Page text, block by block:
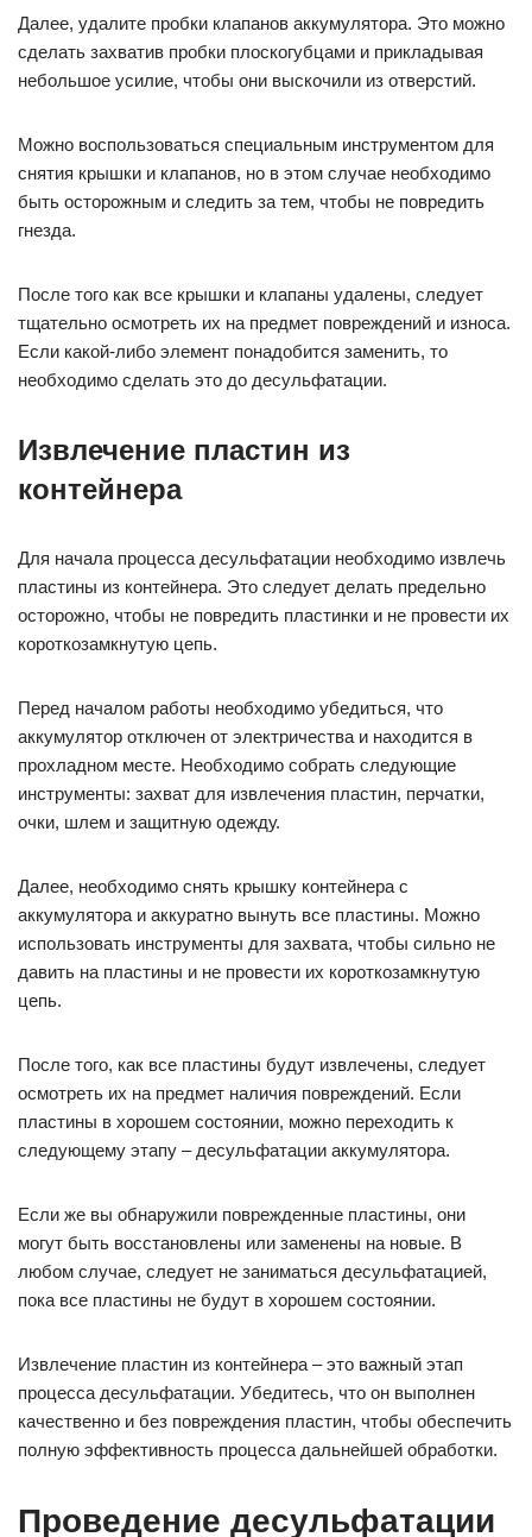
Далее, удалите пробки клапанов аккумулятора. Это можно
сделать захватив пробки плоскогубцами и прикладывая
небольшое усилие, чтобы они выскочили из отверстий.
Можно воспользоваться специальным инструментом для
снятия крышки и клапанов, но в этом случае необходимо
быть осторожным и следить за тем, чтобы не повредить
гнезда.
После того как все крышки и клапаны удалены, следует
тщательно осмотреть их на предмет повреждений и износа.
Если какой-либо элемент понадобится заменить, то
необходимо сделать это до десульфатации.
Извлечение пластин из
контейнера
Для начала процесса десульфатации необходимо извлечь
пластины из контейнера. Это следует делать предельно
осторожно, чтобы не повредить пластинки и не провести их
короткозамкнутую цепь.
Перед началом работы необходимо убедиться, что
аккумулятор отключен от электричества и находится в
прохладном месте. Необходимо собрать следующие
инструменты: захват для извлечения пластин, перчатки,
очки, шлем и защитную одежду.
Далее, необходимо снять крышку контейнера с
аккумулятора и аккуратно вынуть все пластины. Можно
использовать инструменты для захвата, чтобы сильно не
давить на пластины и не провести их короткозамкнутую
цепь.
После того, как все пластины будут извлечены, следует
осмотреть их на предмет наличия повреждений. Если
пластины в хорошем состоянии, можно переходить к
следующему этапу – десульфатации аккумулятора.
Если же вы обнаружили поврежденные пластины, они
могут быть восстановлены или заменены на новые. В
любом случае, следует не заниматься десульфатацией,
пока все пластины не будут в хорошем состоянии.
Извлечение пластин из контейнера – это важный этап
процесса десульфатации. Убедитесь, что он выполнен
качественно и без повреждения пластин, чтобы обеспечить
полную эффективность процесса дальнейшей обработки.
Проведение десульфатации